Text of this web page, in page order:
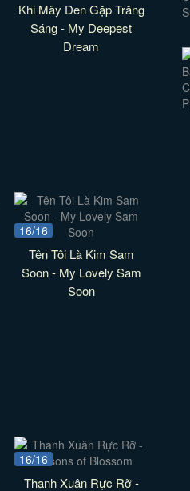
Khi Mây Đen Gặp Trăng
Sáng - My Deepest
Dream
16/16
Tên Tôi Là Kim Sam
Soon - My Lovely Sam
Soon
16/16
Thanh Xuân Rực Rỡ -